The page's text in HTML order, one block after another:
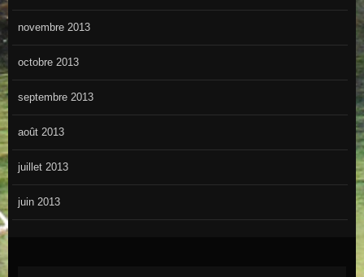
novembre 2013
octobre 2013
septembre 2013
août 2013
juillet 2013
juin 2013